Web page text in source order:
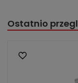
Ostatnio